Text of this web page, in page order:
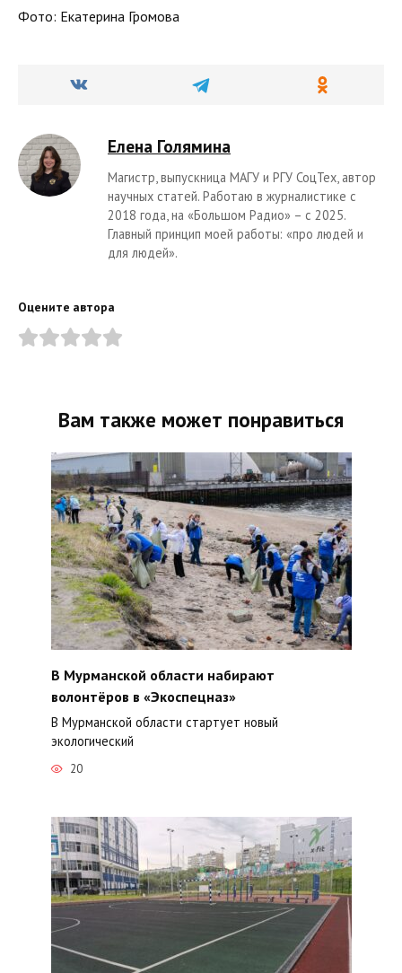
Фото: Екатерина Громова
Елена Голямина
Магистр, выпускница МАГУ и РГУ СоцТех, автор
научных статей. Работаю в журналистике с
2018 года, на «Большом Радио» – с 2025.
Главный принцип моей работы: «про людей и
для людей».
Оцените автора
Вам также может понравиться
В Мурманской области набирают
волонтёров в «Экоспецназ»
В Мурманской области стартует новый
экологический
20